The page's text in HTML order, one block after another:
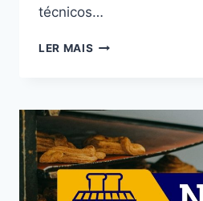
técnicos…
LER MAIS